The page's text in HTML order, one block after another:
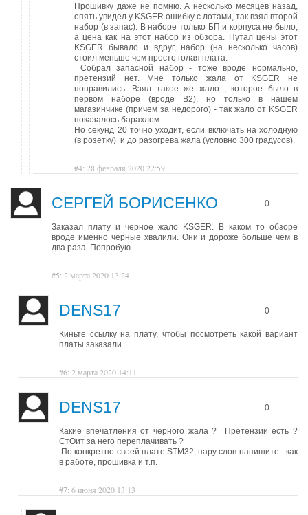
Прошивку даже не помню. А несколько месяцев назад,
опять увидел у KSGER ошибку с лотами, так взял второй
набор (в запас). В наборе только БП и корпуса не было,
а цена как на этот набор из обзора. Путал цены этот
KSGER бывало и вдруг, набор (на несколько часов)
стоил меньше чем просто голая плата.
Собрал запасной набор - тоже вроде нормально,
претензий нет. Мне только жала от KSGER не
понравились. Взял такое же жало , которое было в
первом наборе (вроде В2), но только в нашем
магазинчике (причем за недорого) - так жало от KSGER
показалось барахлом.
Но секунд 20 точно уходит, если включать на холодную
(в розетку) и до разогрева жала (условно 300 градусов).
#4: 28 февраля 2020 22:59
СЕРГЕЙ БОРИСЕНКО 0
Заказал плату и черное жало KSGER. В каком то обзоре
вроде именно черные хвалили. Они и дороже больше чем в
два раза. Попробую.
#5: 2 марта 2020 13:24
DENS17 0
Киньте ссылку на плату, чтобы посмотреть какой вариант
платы заказали.
#6: 2 марта 2020 14:11
DENS17 0
Какие впечатления от чёрного жала ? Претензии есть ?
СтОит за него переплачивать ?
По конкретно своей плате STM32, пару слов напишите - как
в работе, прошивка и т.п.
#7: 6 июня 2020 13:13